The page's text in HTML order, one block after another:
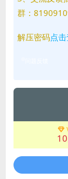
群：
解压密码点
10